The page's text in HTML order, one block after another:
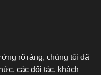
rõ ràng, chúng tôi đã
các đối tác, khách